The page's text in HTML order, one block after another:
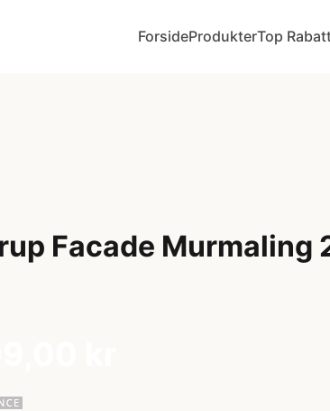
ForsideProdukterTop
Facade Murmaling